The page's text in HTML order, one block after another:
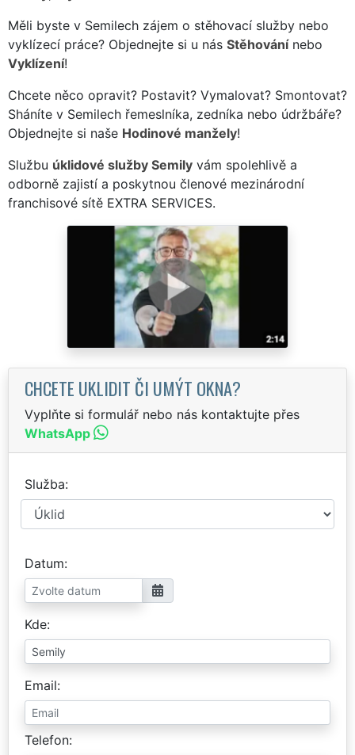
Měli byste v Semilech zájem o stěhovací služby nebo
vyklízecí práce? Objednejte si u nás Stěhovánínebo
Vyklízení!
Chcete něco opravit? Postavit? Vymalovat? Smontovat?
Sháníte v Semilech řemeslníka, zedníka nebo údržbáře?
Objednejte si naše Hodinové manžely!
Službu úklidové služby Semily vám spolehlivě a
odborně zajistí a poskytnou členové mezinárodní
franchisové sítě EXTRA SERVICES.
CHCETE UKLIDIT ČI UMÝT OKNA?
Vyplňte si formulář nebo nás kontaktujte přes
WhatsApp
Služba
Datum
Kde
Email
Telefon